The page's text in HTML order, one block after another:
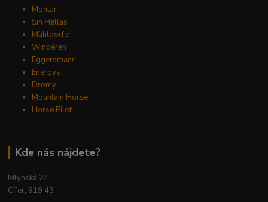
Montar
Sin Hellas
Mühldorfer
Winderen
Eggersmann
Energys
Dromy
Mountain Horse
Horse Pilot
Kde nás nájdete?
Mlynská 24
Cífer, 919 43